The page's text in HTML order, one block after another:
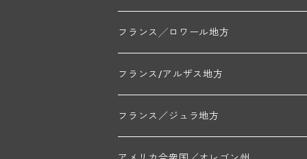
セラファン・ペール・エ・フィス(ジュヴレ・シ
フランソワーズ・ジャニアール(ペルナン・ヴェ
マルキ・ダンジェルヴィル(ヴォルネー)
コート・シャロネーズ地区
ロワイエ(コート・デュ・クーショワ)
A&Pド・ヴィレーヌ(ブーズロン)
マコネ地区
マンシア・ポンセ(シャントレ)
ボージョレ地区
フランク・ジュイヤール(ジュリエナ)
ジャン・ルイ・シャーヴ・セレクション(エルミ
ル・ヴュー・ドンジョン(シャトーヌフ・デュ・
シャトー・ライヤ(シャトーヌフ・デュ・パプ)
ド・ロルチュ(ヴァルフローネ)
ヴァン・ド・ペイ・ド・レロー
ムーラン・ド・ガサック
アントル・ドゥー・メール地区
シャトー・レストリーユ
メドック地区
シャトー・ル・タンプル
フランス╱ロワール地方
ペイ・ナンテ地区
デ・オー・ペミオン(ムスカデ)
サントル・ニヴェルネ地区
ディディエ・ダグノー(プイィ・フュメ)
フランス/アルザス地方
ロリー・ガスマン
フランス／ジュラ地方